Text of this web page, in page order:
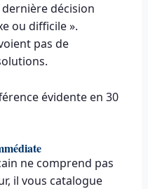
décision
ou difficile ».
pas de
évidente en 30
ne comprend pas
il vous catalogue